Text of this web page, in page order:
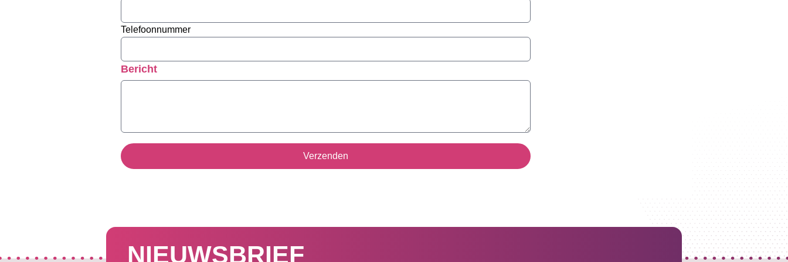
Telefoonnummer
Bericht
Verzenden
NIEUWSBRIEF